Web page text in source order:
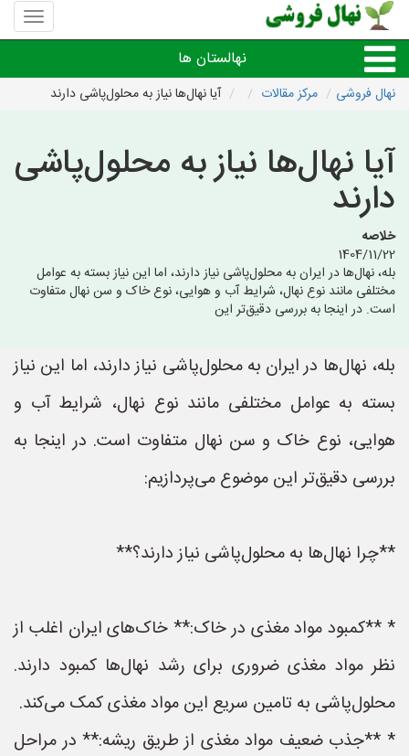
منوی
سایت
فروشی
نهالستان ها
نهال های زینتی،غیرمثمر
نهالستان های شهرها
نهال فروشی مرکز مقالات آیا نهال‌ها نیاز به محلول‌پاشی دارند
آیا نهال‌ها نیاز به محلول‌پاشی
دارند
خلاصه
1404/11/22
بله، نهال‌ها در ایران به محلول‌پاشی نیاز دارند، اما این نیاز بسته به عوامل
مختلفی مانند نوع نهال، شرایط آب و هوایی، نوع خاک و سن نهال متفاوت
است. در اینجا به بررسی دقیق‌تر این
بله، نهال‌ها در ایران به محلول‌پاشی نیاز دارند، اما این نیاز
بسته به عوامل مختلفی مانند نوع نهال، شرایط آب و
هوایی، نوع خاک و سن نهال متفاوت است. در اینجا به
بررسی دقیق‌تر این موضوع می‌پردازیم:
**چرا نهال‌ها به محلول‌پاشی نیاز دارند؟**
* **کمبود مواد مغذی در خاک:** خاک‌های ایران اغلب از
نظر مواد مغذی ضروری برای رشد نهال‌ها کمبود دارند.
محلول‌پاشی به تامین سریع این مواد مغذی کمک می‌کند.
* **جذب ضعیف مواد مغذی از طریق ریشه:** در مراحل